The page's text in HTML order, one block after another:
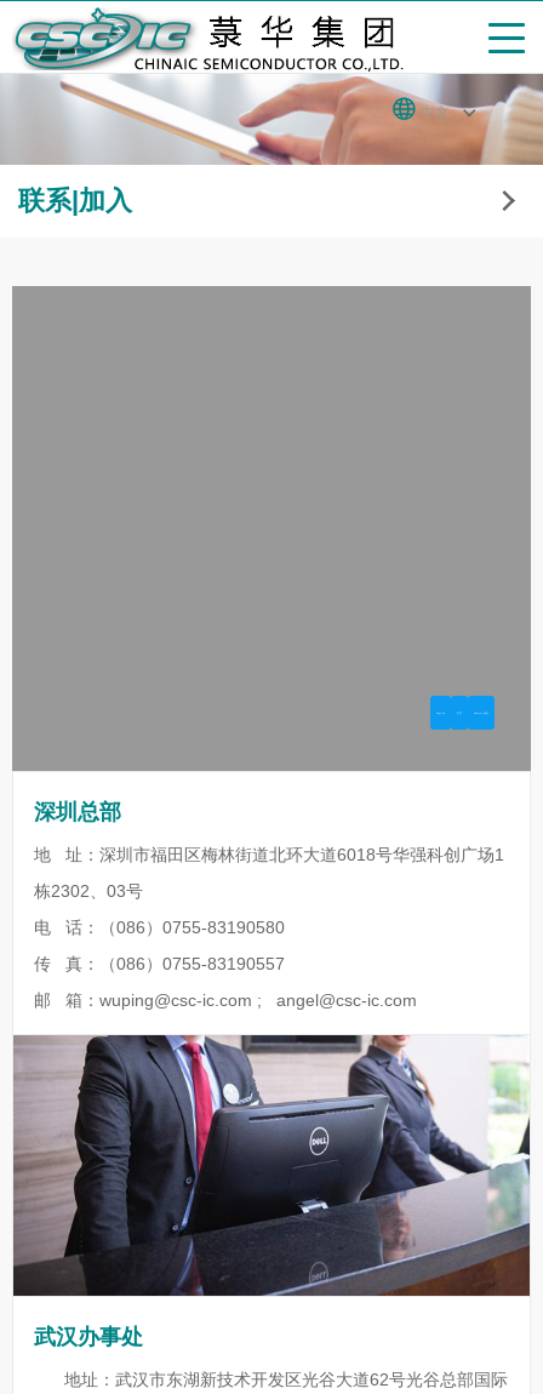
中文
联系|加入
深圳总部
地 址：深圳市福田区梅林街道北环大道6018号华强科创广场1
栋2302、03号
电 话：（086）0755-83190580
传 真：（086）0755-83190557
邮 箱：wuping@csc-ic.com ; angel@csc-ic.com
武汉办事处
地址：武汉市东湖新技术开发区光谷大道62号光谷总部国际